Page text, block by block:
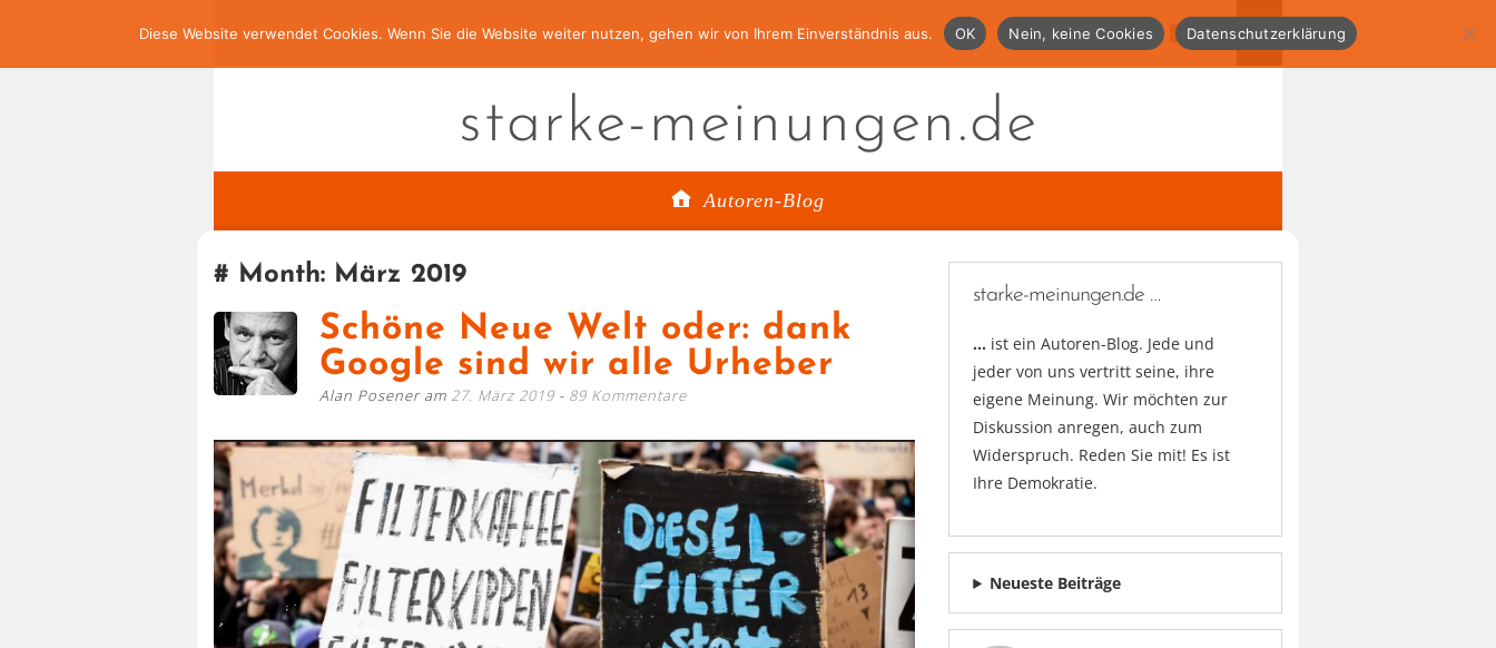
starke-meinungen.de
Autoren-Blog
Month: März 2019
Schöne Neue Welt oder: dank
Google sind wir alle Urheber
Alan Posener am 27. März 2019 89 Kommentare
starke-meinungen.de …
… ist ein Autoren-Blog. Jede und
jeder von uns vertritt seine, ihre
eigene Meinung. Wir möchten zur
Diskussion anregen, auch zum
Widerspruch. Reden Sie mit! Es ist
Ihre Demokratie.
Neueste Beiträge
Diese Website verwendet Cookies. Wenn Sie die Website weiter nutzen, gehen wir von Ihrem Einverständnis aus. OK Nein, keine Cookies Datenschutzerklärung